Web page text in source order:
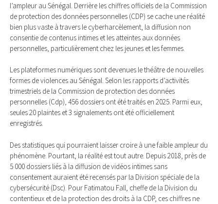
l’ampleur au Sénégal. Derrière les chiffres officiels de la Commission
de protection des données personnelles (CDP) se cache une réalité
bien plus vaste à travers le cyberharcèlement, la diffusion non
consentie de contenus intimes et les atteintes aux données
personnelles, particulièrement chez les jeunes et les femmes.
Les plateformes numériques sont devenues le théâtre de nouvelles
formes de violences au Sénégal. Selon les rapports d’activités
trimestriels de la Commission de protection des données
personnelles (Cdp), 456 dossiers ont été traités en 2025. Parmi eux,
seules 20 plaintes et 3 signalements ont été officiellement
enregistrés.
Des statistiques qui pourraient laisser croire à une faible ampleur du
phénomène. Pourtant, la réalité est tout autre. Depuis 2018, près de
5 000 dossiers liés à la diffusion de vidéos intimes sans
consentement auraient été recensés par la Division spéciale de la
cybersécurité (Dsc). Pour Fatimatou Fall, cheffe de la Division du
contentieux et de la protection des droits à la CDP, ces chiffres ne